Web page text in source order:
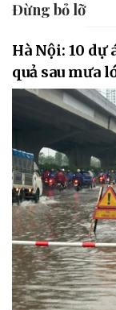
Đừng bỏ lỡ
Hà Nội: 10
quả sau mưa